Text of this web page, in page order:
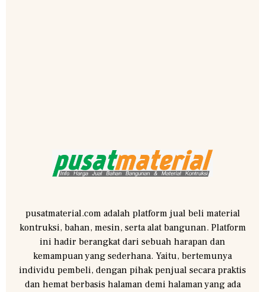
pusatmaterial.com adalah platform jual beli material
kontruksi, bahan, mesin, serta alat bangunan. Platform
ini hadir berangkat dari sebuah harapan dan
kemampuan yang sederhana. Yaitu, bertemunya
individu pembeli, dengan pihak penjual secara praktis
dan hemat berbasis halaman demi halaman yang ada